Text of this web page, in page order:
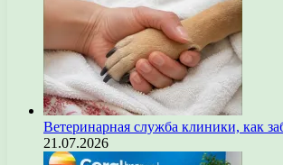
Ветеринарная служба клиники, как
21.07.2026